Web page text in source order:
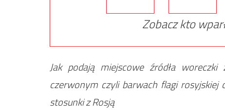
Zobacz kto
Jak podają miejscowe źródła
czerwonym czyli barwach flagi rosyjskiej
stosunki z Rosją